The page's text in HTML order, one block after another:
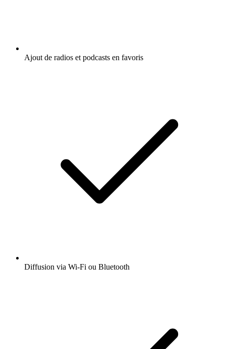
Ajout de radios et podcasts en favoris
Diffusion via Wi-Fi ou Bluetooth